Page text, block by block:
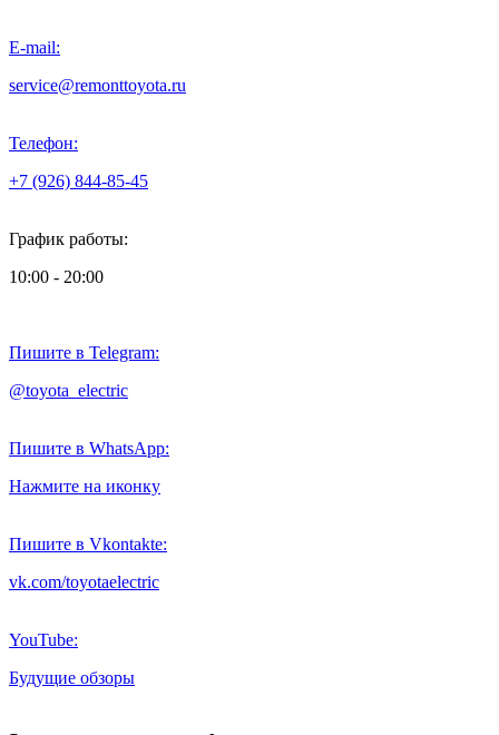
E-mail:
service@remonttoyota.ru
Телефон:
+7 (926) 844-85-45
График работы:
10:00 - 20:00
Пишите в Telegram:
@toyota_electric
Пишите в WhatsApp:
Нажмите на иконку
Пишите в Vkontakte:
vk.com/toyotaelectric
YouTube:
Будущие обзоры